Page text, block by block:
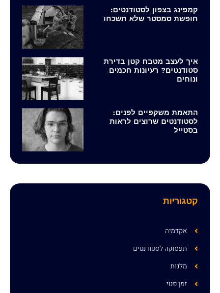
קמפינג בצפון לסטודנטים:
חופשת סמסטר שלא תשכחו
איך לעצב מטבח קטן בדירת
סטודנטים? רעיונות חכמים
ונוחים
התאמת משקפיים לפנים:
לסטודנטים שרוצים לראות
בסטייל
קטגוריות
אקדמיה
תעסוקה לסטודנטים
מלגות
זמן פנוי